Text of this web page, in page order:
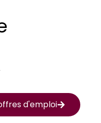
d'emploi